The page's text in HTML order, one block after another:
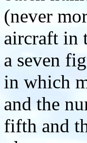
(never
aircraft in
a seven
in which
and the
fifth and